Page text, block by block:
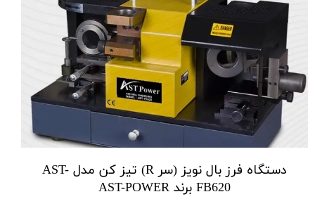
دستگاه فرز بال نویز (سر R) تیز کن مدل AST-
FB620 برند AST-POWER